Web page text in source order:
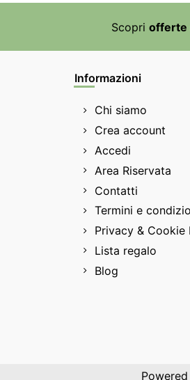
Scopri offerte
Informazioni
Chi siamo
Crea account
Accedi
Area Riservata
Contatti
Termini e
Privacy & Cookie
Lista regalo
Blog